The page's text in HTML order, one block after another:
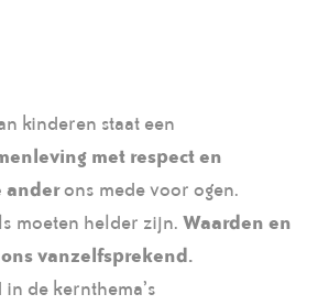
kinderen staat een
met respect en
anderons mede voor ogen.
moeten helder zijn. Waarden en
vanzelfsprekend.
de kernthema’s